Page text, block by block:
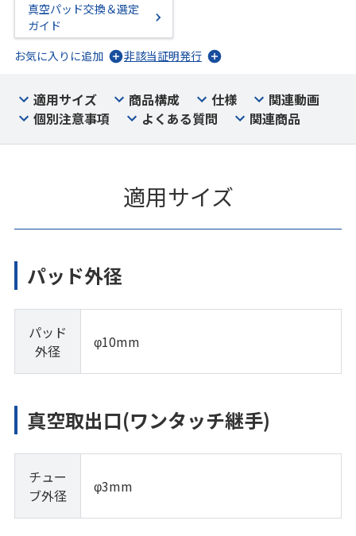
真空パッド交換＆選定
ガイド
お気に入りに追加
非該当証明発行
適用サイズ 商品構成 仕様
関連動画
個別注意事項
よくある質問 関連商品
適用サイズ
パッド外径
パッド
外径
φ10mm
真空取出口(ワンタッチ継手)
チュー
ブ外径
φ3mm